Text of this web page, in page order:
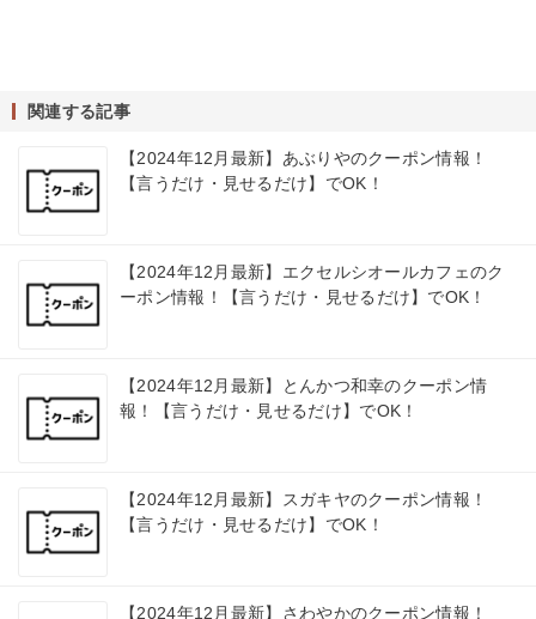
関連する記事
【2024年12月最新】あぶりやのクーポン情報！
【言うだけ・見せるだけ】でOK！
【2024年12月最新】エクセルシオールカフェのク
ーポン情報！【言うだけ・見せるだけ】でOK！
【2024年12月最新】とんかつ和幸のクーポン情
報！【言うだけ・見せるだけ】でOK！
【2024年12月最新】スガキヤのクーポン情報！
【言うだけ・見せるだけ】でOK！
【2024年12月最新】さわやかのクーポン情報！